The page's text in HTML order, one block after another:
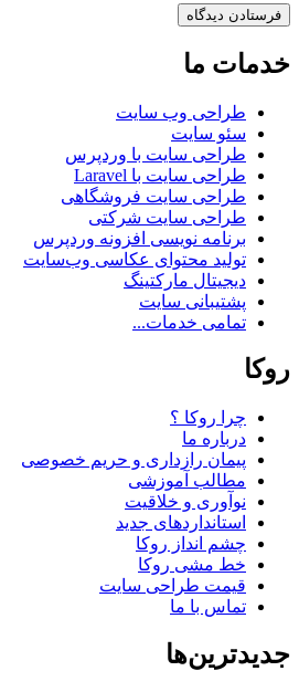
خدمات ما
طراحی وب سایت
سئو سایت
طراحی سایت با وردپرس
طراحی سایت با Laravel
طراحی سایت فروشگاهی
طراحی سایت شرکتی
برنامه نویسی افزونه وردپرس
تولید محتوای عکاسی وب‌سایت
دیجیتال مارکتینگ
پشتیبانی سایت
تمامی خدمات...
روکا
چرا روکا ؟
درباره ما
پیمان رازداری و حریم خصوصی
مطالب آموزشی
نوآوری و خلاقیت
استانداردهای جدید
چشم انداز روکا
خط مشی روکا
قیمت طراحی سایت
تماس با ما
جدیدترین‌ها